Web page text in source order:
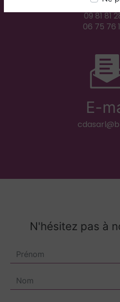
09 81 81
06 75 76
E-
N'hésitez pas à